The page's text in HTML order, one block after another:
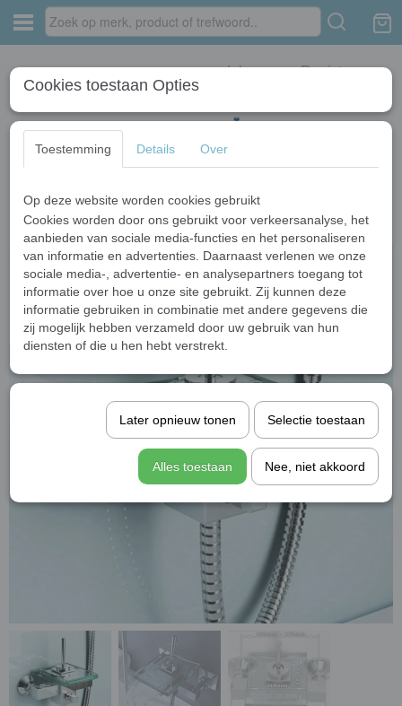
Inloggen Registreren
Home › Bad kranen › Chroom bad kranen › Watervalbadkraan Type Bally
Design Bad Kraan
Cookies toestaan Opties
Toestemming Details Over
Op deze website worden cookies gebruikt
Cookies worden door ons gebruikt voor verkeersanalyse, het
aanbieden van sociale media-functies en het personaliseren
van informatie en advertenties. Daarnaast verlenen we onze
sociale media-, advertentie- en analysepartners toegang tot
informatie over hoe u onze site gebruikt. Zij kunnen deze
informatie gebruiken in combinatie met andere gegevens die
zij mogelijk hebben verzameld door uw gebruik van hun
diensten of die u hen hebt verstrekt.
Later opnieuw tonen Selectie toestaan
Alles toestaan Nee, niet akkoord